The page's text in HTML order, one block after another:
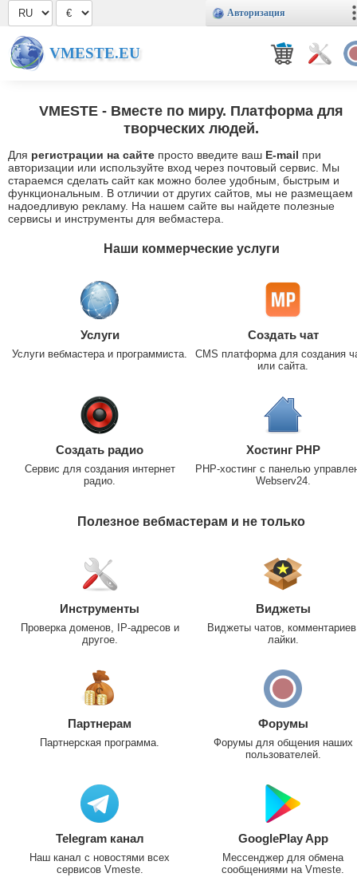
Авторизация
VMESTE.EU
VMESTE - Вместе по миру. Платформа для
творческих людей.
Для регистрации на сайте просто введите ваш E-mail при
авторизации или используйте вход через почтовый сервис. Мы
стараемся сделать сайт как можно более удобным, быстрым и
функциональным. В отличии от других сайтов, мы не размещаем
надоедливую рекламу. На нашем сайте вы найдете полезные
сервисы и инструменты для вебмастера.
Наши коммерческие услуги
Услуги
Услуги вебмастера и программиста.
Создать чат
CMS платформа для создания
или сайта.
Создать радио
Сервис для создания интернет
радио.
Хостинг PHP
PHP-хостинг с панелью
Webserv24.
Полезное вебмастерам и не только
Инструменты
Проверка доменов, IP-адресов и
другое.
Виджеты
Виджеты чатов,
лайки.
Партнерам
Партнерская программа.
Форумы
Форумы для общения наших
пользователей.
Telegram канал
Наш канал с новостями всех
сервисов Vmeste.
GooglePlay App
Мессенджер для обмена
сообщениями на Vmeste.